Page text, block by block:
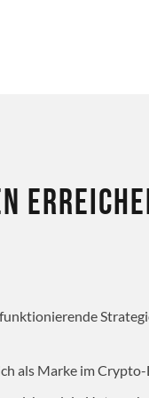
als Marke im